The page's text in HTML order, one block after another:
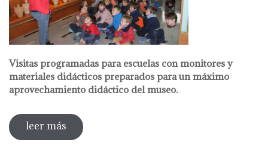
Visitas programadas para escuelas con monitores y
materiales didácticos preparados para un máximo
aprovechamiento didáctico del museo.
leer más sobre actividades pedagógicas